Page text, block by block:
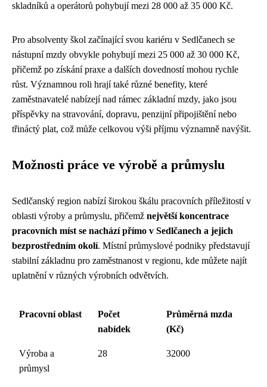
skladníků a operátorů pohybují mezi 28 000 až 35 000 Kč.
Pro absolventy škol začínající svou kariéru v Sedlčanech se
nástupní mzdy obvykle pohybují mezi 25 000 až 30 000 Kč,
přičemž po získání praxe a dalších dovedností mohou rychle
růst. Významnou roli hrají také různé benefity, které
zaměstnavatelé nabízejí nad rámec základní mzdy, jako jsou
příspěvky na stravování, dopravu, penzijní připojištění nebo
třináctý plat, což může celkovou výši příjmu významně navýšit.
Možnosti práce ve výrobě a průmyslu
Sedlčanský region nabízí širokou škálu pracovních příležitostí v
oblasti výroby a průmyslu, přičemž největší koncentrace
pracovních míst se nachází přímo v Sedlčanech a jejich
bezprostředním okolí. Místní průmyslové podniky představují
stabilní základnu pro zaměstnanost v regionu, kde můžete najít
uplatnění v různých výrobních odvětvích.
Pracovní oblast
Počet
nabídek
Průměrná mzda
(Kč)
Výroba a
průmysl
28 32000